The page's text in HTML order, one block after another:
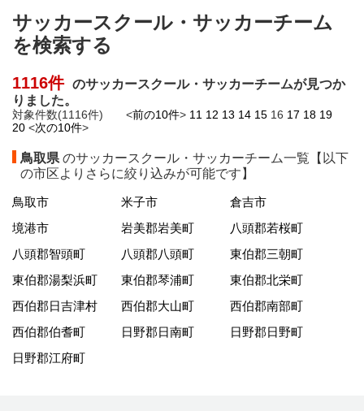
サッカースクール・サッカーチーム
を検索する
1116件 のサッカースクール・サッカーチームが見つか
りました。
対象件数(1116件) <前の10件> 11 12 13 14 15 16 17 18 19
20 <次の10件>
鳥取県 のサッカースクール・サッカーチーム一覧【以下
の市区よりさらに絞り込みが可能です】
鳥取市 米子市
倉吉市
境港市
岩美郡岩美町
八頭郡若桜町
八頭郡智頭町
八頭郡八頭町
東伯郡三朝町
東伯郡湯梨浜町
東伯郡琴浦町
東伯郡北栄町
西伯郡日吉津村
西伯郡大山町
西伯郡南部町
西伯郡伯耆町
日野郡日南町
日野郡日野町
日野郡江府町